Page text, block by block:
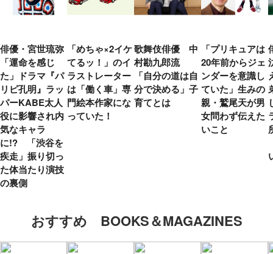
俳優・宮世琉弥
「運命を感じ
た」ドラマ『パ
リピ孔明』ラッ
パーKABE太人
役に影響され内
気なキャラ
に!? 「渋谷を
疾走」振り切っ
た体当たり演技
の裏側
「めちゃ×2イケ
てるッ！」のイ
ラストレーター
は「働く車」専
門絵本作家にな
っていた！
歌舞伎俳優 中
村勘九郎流
「自分の道は自
分で決める」子
育てとは
「プリキュアは
20年前からジェ
ンダーを意識し
ていた」生みの
親・鷲尾天が男
女問わず伝えた
いこと
おすすめ BOOKS＆MAGAZINES